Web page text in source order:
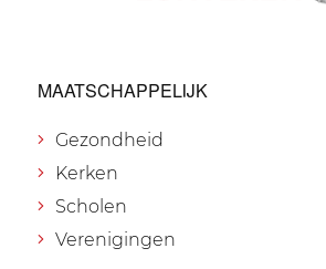
MAATSCHAPPELIJK
Gezondheid
Kerken
Scholen
Verenigingen